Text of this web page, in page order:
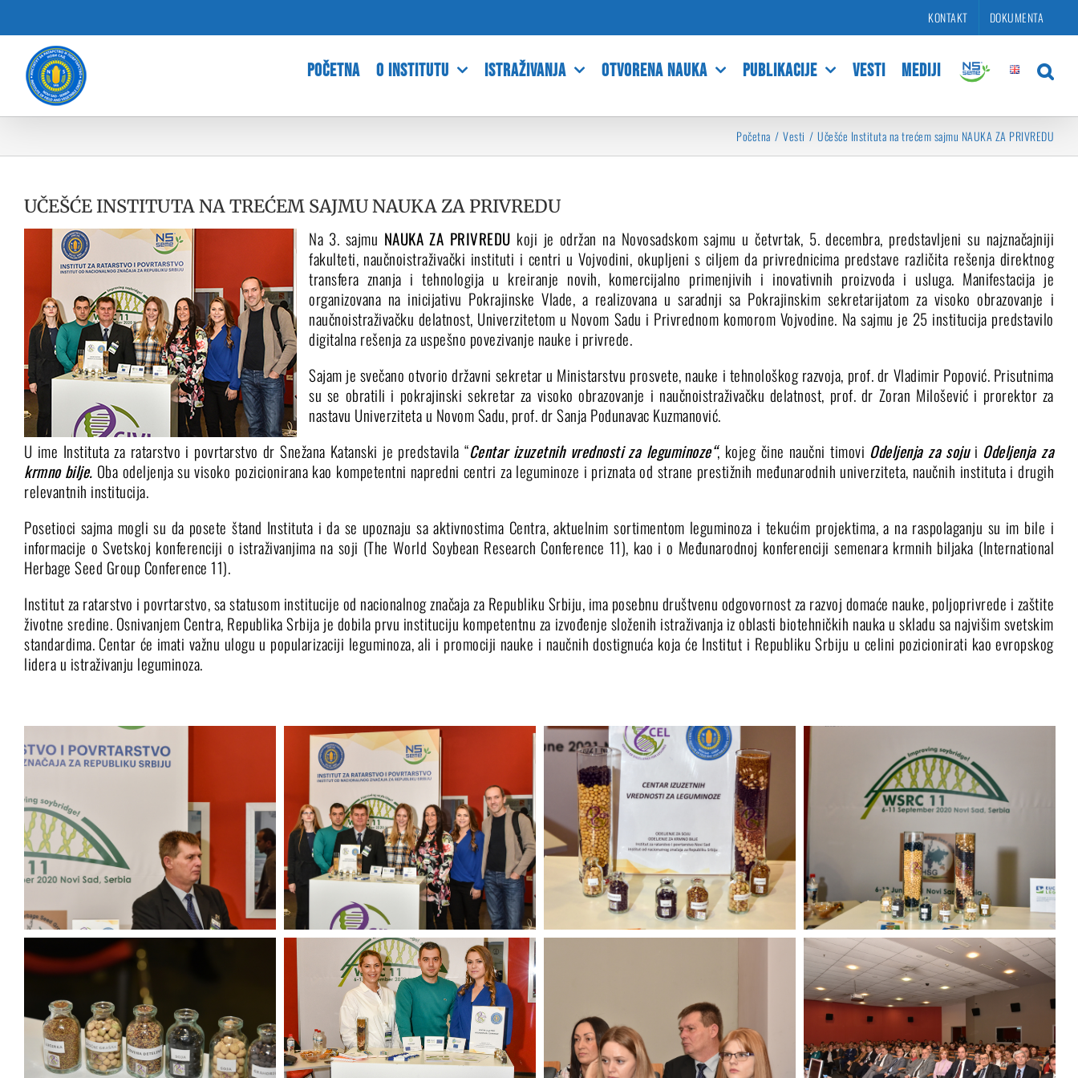
content
KONTAKT DOKUMENTA
POČETNA O INSTITUTU ISTRAŽIVANJA OTVORENA NAUKA PUBLIKACIJE VESTI MEDIJI
Početna Vesti Učešće Instituta na trećem sajmu NAUKA ZA PRIVREDU
UČEŠĆE INSTITUTA NA TREĆEM SAJMU NAUKA ZA PRIVREDU
Na 3. sajmu NAUKA ZA PRIVREDU koji je održan na Novosadskom sajmu u četvrtak, 5. decembra, predstavljeni su najznačajniji
fakulteti, naučnoistraživački instituti i centri u Vojvodini, okupljeni s ciljem da privrednicima predstave različita rešenja direktnog
transfera znanja i tehnologija u kreiranje novih, komercijalno primenjivih i inovativnih proizvoda i usluga. Manifestacija je
organizovana na inicijativu Pokrajinske Vlade, a realizovana u saradnji sa Pokrajinskim sekretarijatom za visoko obrazovanje i
naučnoistraživačku delatnost, Univerzitetom u Novom Sadu i Privrednom komorom Vojvodine. Na sajmu je 25 institucija predstavilo
digitalna rešenja za uspešno povezivanje nauke i privrede.
Sajam je svečano otvorio državni sekretar u Ministarstvu prosvete, nauke i tehnološkog razvoja, prof. dr Vladimir Popović. Prisutnima
su se obratili i pokrajinski sekretar za visoko obrazovanje i naučnoistraživačku delatnost, prof. dr Zoran Milošević i prorektor za
nastavu Univerziteta u Novom Sadu, prof. dr Sanja Podunavac Kuzmanović.
U ime Instituta za ratarstvo i povrtarstvo dr Snežana Katanski je predstavila “Centar izuzetnih vrednosti za leguminoze“, kojeg čine naučni timovi Odeljenja za sojui Odeljenja za
krmno bilje. Oba odeljenja su visoko pozicionirana kao kompetentni napredni centri za leguminoze i priznata od strane prestižnih međunarodnih univerziteta, naučnih instituta i drugih
relevantnih institucija.
Posetioci sajma mogli su da posete štand Instituta i da se upoznaju sa aktivnostima Centra, aktuelnim sortimentom leguminoza i tekućim projektima, a na raspolaganju su im bile i
informacije o Svetskoj konferenciji o istraživanjima na soji (The World Soybean Research Conference 11), kao i o Međunarodnoj konferenciji semenara krmnih biljaka (International
Herbage Seed Group Conference 11).
Institut za ratarstvo i povrtarstvo, sa statusom institucije od nacionalnog značaja za Republiku Srbiju, ima posebnu društvenu odgovornost za razvoj domaće nauke, poljoprivrede i zaštite
životne sredine. Osnivanjem Centra, Republika Srbija je dobila prvu instituciju kompetentnu za izvođenje složenih istraživanja iz oblasti biotehničkih nauka u skladu sa najvišim svetskim
standardima. Centar će imati važnu ulogu u popularizaciji leguminoza, ali i promociji nauke i naučnih dostignuća koja će Institut i Republiku Srbiju u celini pozicionirati kao evropskog
lidera u istraživanju leguminoza.